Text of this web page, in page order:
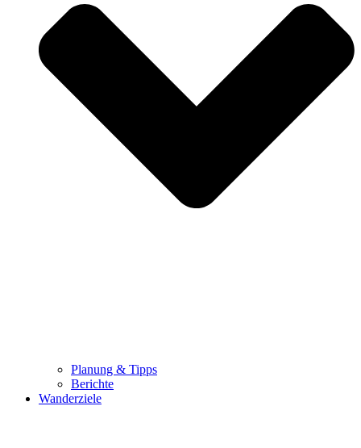
Planung & Tipps
Berichte
Wanderziele